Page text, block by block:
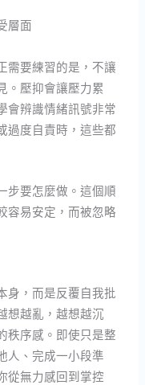
層面
需要練習的是，不讓
。壓抑會讓壓力累
會辨識情緒訊號非常
過度自責時，這些都
步要怎麼做。這個順
容易安定，而被忽略
身，而是反覆自我批
想越亂，越想越沉
秩序感。即使只是整
人、完成一小段準
從無力感回到掌控